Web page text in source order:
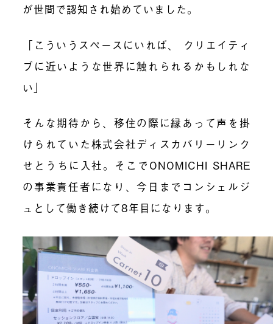
が世間で認知され始めていました。
「こういうスペースにいれば、 クリエイティ
ブに近いような世界に触れられるかもしれな
い」
そんな期待から、移住の際に縁あって声を掛
けられていた株式会社ディスカバリーリンク
せとうちに入社。そこでONOMICHI SHARE
の事業責任者になり、今日までコンシェルジ
ュとして働き続けて8年目になります。